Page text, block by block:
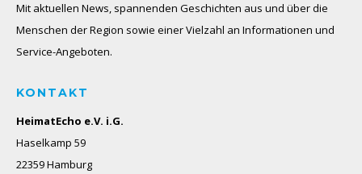
Mit aktuellen News, spannenden Geschichten aus und über die
Menschen der Region sowie einer Vielzahl an Informationen und
Service-Angeboten.
KONTAKT
HeimatEcho e.V. i.G.
Haselkamp 59
22359 Hamburg